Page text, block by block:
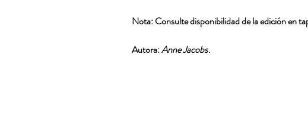
Nota: Consulte disponibilidad de la edición en
Autora:Anne Jacobs.